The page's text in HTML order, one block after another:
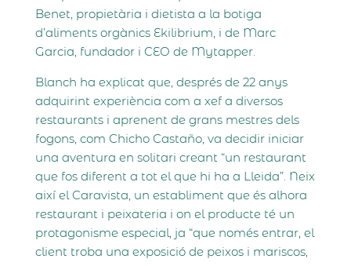
Benet, propietària i dietista a la botiga
d’aliments orgànics Ekilibrium, i de Marc
Garcia, fundador i CEO de Mytapper.
Blanch ha explicat que, després de 22 anys
adquirint experiència com a xef a diversos
restaurants i aprenent de grans mestres dels
fogons, com Chicho Castaño, va decidir iniciar
una aventura en solitari creant “un restaurant
que fos diferent a tot el que hi ha a Lleida”. Neix
així el Caravista, un establiment que és alhora
restaurant i peixateria i on el producte té un
protagonisme especial, ja “que només entrar, el
client troba una exposició de peixos i mariscos,